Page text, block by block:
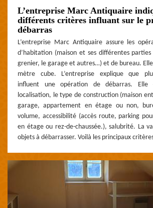
L’entreprise Marc Antiquaire
différents critères influant sur le
débarras
L’entreprise Marc Antiquaire assure les
d’habitation (maison et ses différentes
grenier, le garage et autres…) et de bureau.
mètre cube. L’entreprise explique que
influent une opération de débarras. Elle
localisation, le type de construction (maison
garage, appartement en étage ou non,
volume, accessibilité (accès route, parking
en étage ou rez-de-chaussée.), salubrité. La
objets à débarrasser. Voilà les principaux